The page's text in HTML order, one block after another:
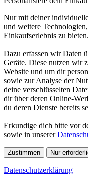
Nur mit deiner
und weitere
Einkaufserlebnis zu bieten.
Dazu erfassen wir Daten
Geräte. Diese nutzen wir
Website und um dir
sowie zur Analyse der
deine verschlüsselten
dir über deren Online-
du deren Dienste bereits
Erkundige dich bitte vor
sowie in unserer
Zustimmen Nur
Datenschutzerklärung